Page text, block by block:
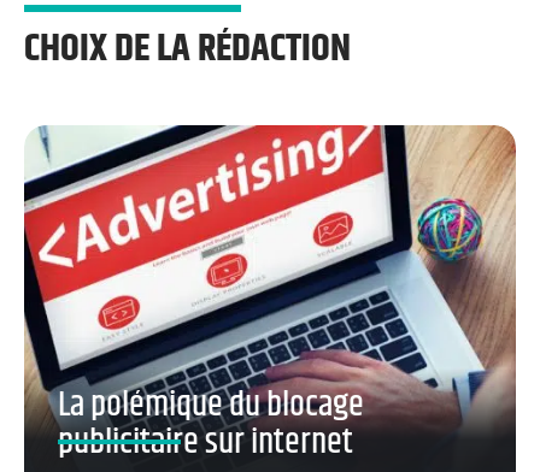
CHOIX DE LA RÉDACTION
La polémique du blocage
publicitaire sur internet